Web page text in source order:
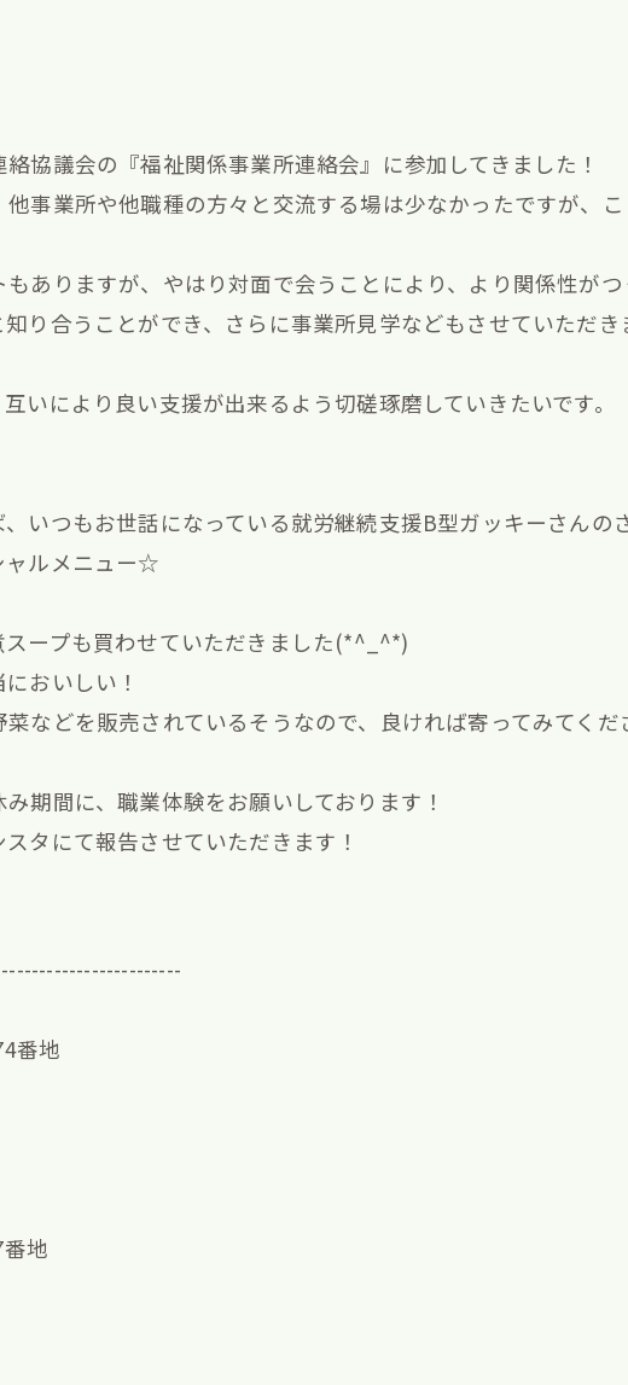
協議会の『福祉関係事業所連絡会』に参加してきました！
事業所や他職種の方々と交流する場は少なかったですが、
ありますが、やはり対面で会うことにより、より関係性がつ
り合うことができ、さらに事業所見学などもさせていただ
いにより良い支援が出来るよう切磋琢磨していきたいです。
いつもお世話になっている就労継続支援B型ガッキーさん
ャルメニュー☆
ープも買わせていただきました(*^_^*)
おいしい！
などを販売されているそうなので、良ければ寄ってみてく
期間に、職業体験をお願いしております！
タにて報告させていただきます！
番地
地